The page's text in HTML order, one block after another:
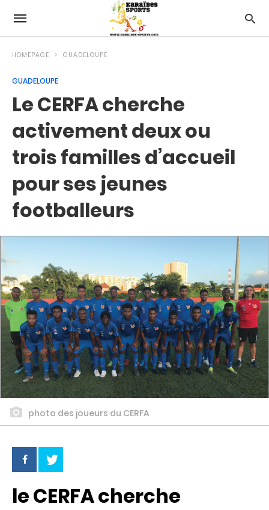
HOMEPAGE GUADELOUPE
GUADELOUPE
Le CERFA cherche
activement deux ou
trois familles d’accueil
pour ses jeunes
footballeurs
photo des joueurs du CERFA
le CERFA cherche